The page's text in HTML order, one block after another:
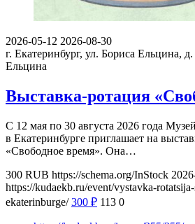
2026-05-12 2026-08-30
г. Екатеринбург, ул. Бориса Ельцина, д.
Ельцина
Выставка-ротация
С 12 мая по 30 августа 2026 года
в Екатеринбурге приглашает на
«Свободное время». Она…
300 RUB https://schema.org/InStock
https://kudaekb.ru/event/vystavka-
ekaterinburge/ 300 ₽ 113 0